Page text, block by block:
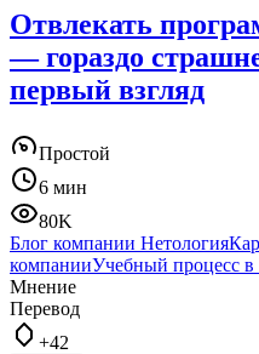
Отвлекать
— гораздо
первый взгляд
Простой
6 мин
80K
Блог компании Нетология
компанииУчебный процесс
Мнение
Перевод
+42